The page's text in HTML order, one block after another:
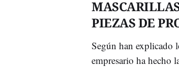
PIEZAS DE
Según han explicado
empresario ha hecho